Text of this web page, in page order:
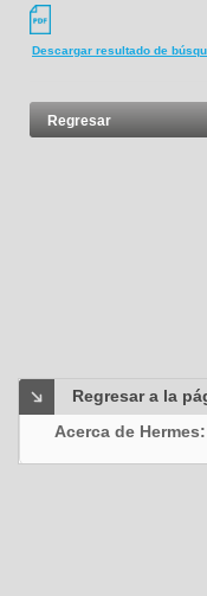
Descargar resultado de
Regresar
Regresar a la
Acerca de Hermes: